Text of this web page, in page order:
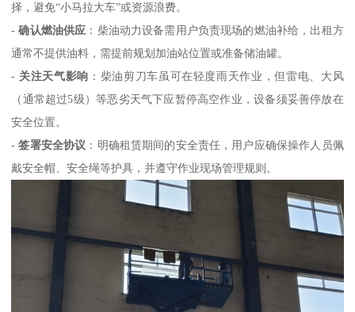
择，避免“小马拉大车”或资源浪费。
-确认燃油供应 ：柴油动力设备需用户负责现场的燃油补给，出租方
通常不提供油料，需提前规划加油站位置或准备储油罐。
- 关注天气影响 ：柴油剪刀车虽可在轻度雨天作业，但雷电、大风
（通常超过5级）等恶劣天气下应暂停高空作业，设备须妥善停放在
安全位置。
-签署安全协议 ：明确租赁期间的安全责任，用户应确保操作人员佩
戴安全帽、安全绳等护具，并遵守作业现场管理规则。